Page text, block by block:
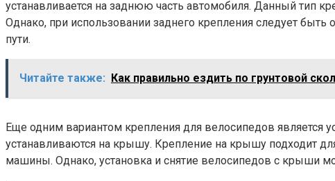
устанавливается на заднюю часть автомобиля. Данный тип
Однако, при использовании заднего крепления следует
пути.
Читайте также: Как правильно ездить по грунтовой
Еще одним вариантом крепления для велосипедов является
устанавливаются на крышу. Крепление на крышу подходит
машины. Однако, установка и снятие велосипедов с крыши